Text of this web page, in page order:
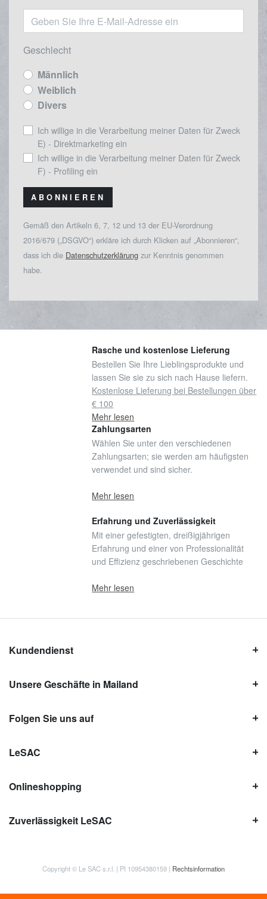
Geschlecht
Männlich
Weiblich
Divers
Ich willige in die Verarbeitung meiner Daten für Zweck
E) - Direktmarketing ein
Ich willige in die Verarbeitung meiner Daten für Zweck
F) - Profiling ein
ABONNIEREN
Gemäß den Artikeln 6, 7, 12 und 13 der EU-Verordnung
2016/679 („DSGVO“) erkläre ich durch Klicken auf „Abonnieren“,
dass ich die Datenschutzerklärung zur Kenntnis genommen
habe.
Rasche und kostenlose Lieferung
Bestellen Sie Ihre Lieblingsprodukte und
lassen Sie sie zu sich nach Hause liefern.
Kostenlose Lieferung bei Bestellungen über
€ 100
Mehr lesen
Zahlungsarten
Wählen Sie unter den verschiedenen
Zahlungsarten; sie werden am häufigsten
verwendet und sind sicher.
Mehr lesen
Erfahrung und Zuverlässigkeit
Mit einer gefestigten, dreißigjährigen
Erfahrung und einer von Professionalität
und Effizienz geschriebenen Geschichte
Mehr lesen
Kundendienst
Unsere Geschäfte in Mailand
Folgen Sie uns auf
LeSAC
Onlineshopping
Zuverlässigkeit LeSAC
Copyright © Le SAC s.r.l. | PI 10954380159 | Rechtsinformation